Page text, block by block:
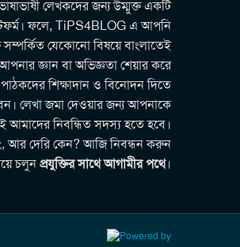
লেখকদের জন্য উম্মুক্ত একটি
ফলে, TiPS4BLOG এ আপনি
সম্পর্কিত যেকোনো বিষয়ে বাংলাতেই
জ্ঞান বা অভিজ্ঞতা শেয়ার করে
পাঠকদের শিক্ষাদান ও বিনোদন দিতে
লেখা জমা দেওয়ার জন্য আপনাকে
আমাদের নিবন্ধিত সদস্য হতে হবে।
আর দেরি কেন? আজি নিবন্ধন করুন
চলুনপ্রযুক্তির সাথে আগামীর পথে।